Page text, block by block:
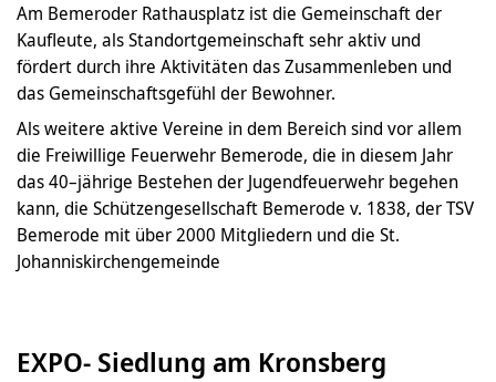
Am Bemeroder Rathausplatz ist die Gemeinschaft der
Kaufleute, als Standortgemeinschaft sehr aktiv und
fördert durch ihre Aktivitäten das Zusammenleben und
das Gemeinschaftsgefühl der Bewohner.
Als weitere aktive Vereine in dem Bereich sind vor allem
die Freiwillige Feuerwehr Bemerode, die in diesem Jahr
das 40–jährige Bestehen der Jugendfeuerwehr begehen
kann, die Schützengesellschaft Bemerode v. 1838, der TSV
Bemerode mit über 2000 Mitgliedern und die St.
Johanniskirchengemeinde
EXPO- Siedlung am Kronsberg